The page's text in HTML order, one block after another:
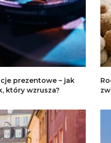
prezentowe – jak
który wzrusza?